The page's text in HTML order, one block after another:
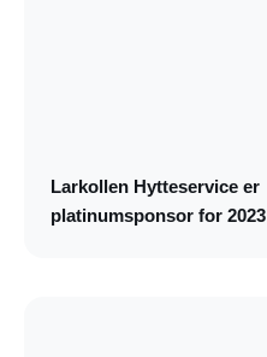
Larkollen Hytteservice er
platinumsponsor for 2023